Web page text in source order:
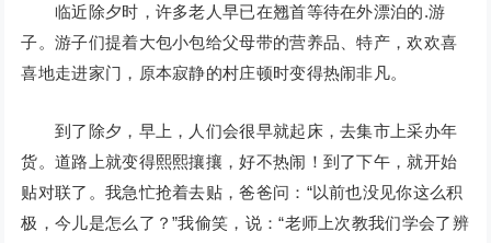
临近除夕时，许多老人早已在翘首等待在外漂泊的.游
子。游子们提着大包小包给父母带的营养品、特产，欢欢喜
喜地走进家门，原本寂静的村庄顿时变得热闹非凡。
到了除夕，早上，人们会很早就起床，去集市上采办年
货。道路上就变得熙熙攘攘，好不热闹！到了下午，就开始
贴对联了。我急忙抢着去贴，爸爸问：“以前也没见你这么积
极，今儿是怎么了？”我偷笑，说：“老师上次教我们学会了辨